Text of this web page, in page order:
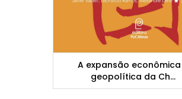
A expansão econômica
geopolítica da Ch...